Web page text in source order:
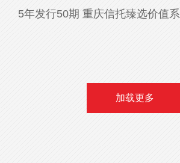
5年发行50期 重庆信托臻选价值
加载更多